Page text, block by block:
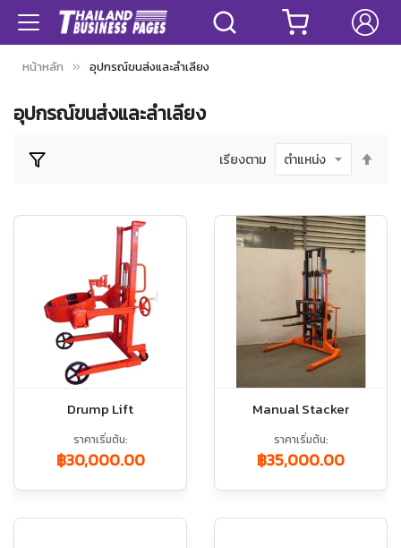
หน้าหลัก อุปกรณ์ขนส่งและลำเลียง
อุปกรณ์ขนส่งและลำเลียง
เรียงตาม
Drump Lift
ราคาเริ่มต้น
฿30,000.00
Manual Stacker
ราคาเริ่มต้น
฿35,000.00